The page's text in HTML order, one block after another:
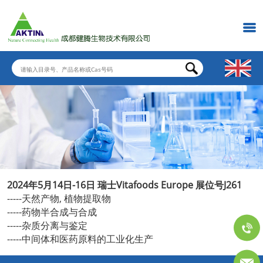
2024年5月14日-16日 瑞士Vitafoods Europe 展位号J261
-----天然产物, 植物提取物
-----药物半合成与合成
-----杂质分离与鉴定
-----中间体和医药原料的工业化生产